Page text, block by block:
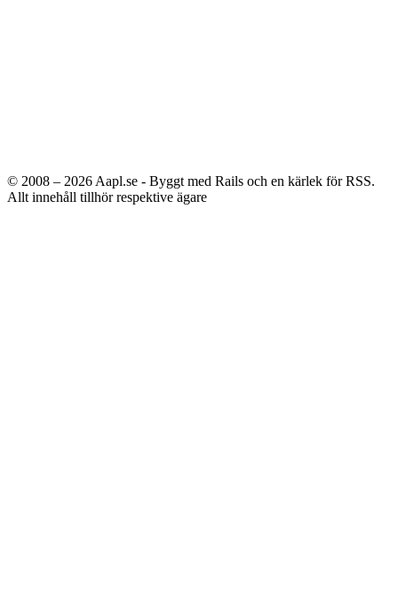
© 2008 – 2026 Aapl.se - Byggt med Rails och en kärlek för RSS.
Allt innehåll tillhör respektive ägare